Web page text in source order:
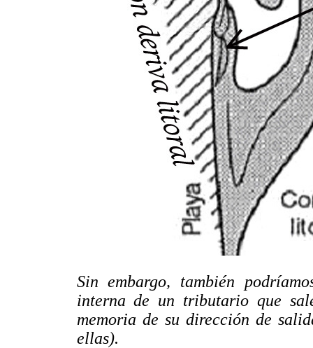
Sin embargo, también
interna de un tributario que
memoria de su dirección de
ellas).